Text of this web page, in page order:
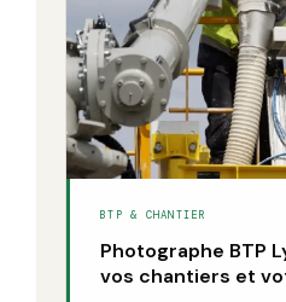
BTP & CHANTIER
Photographe BTP
vos chantiers et